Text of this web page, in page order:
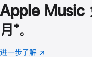
Apple Music
月 脚
注
⁺。
进一步了解 Apple
(在